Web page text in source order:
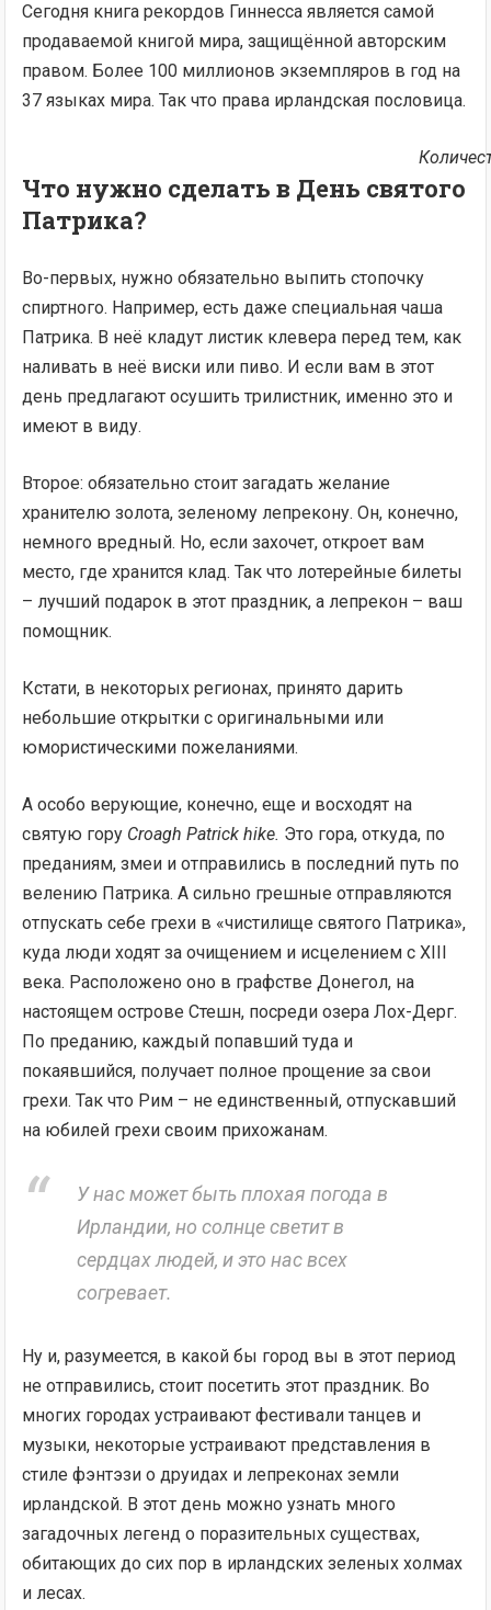
Сегодня книга рекордов Гиннесса является самой
продаваемой книгой мира, защищённой авторским
правом. Более 100 миллионов экземпляров в год на
37 языках мира. Так что права ирландская пословица.
Что нужно сделать в День святого
Патрика?
Во-первых, нужно обязательно выпить стопочку
спиртного. Например, есть даже специальная чаша
Патрика. В неё кладут листик клевера перед тем, как
наливать в неё виски или пиво. И если вам в этот
день предлагают осушить трилистник, именно это и
имеют в виду.
Второе: обязательно стоит загадать желание
хранителю золота, зеленому лепрекону. Он, конечно,
немного вредный. Но, если захочет, откроет вам
место, где хранится клад. Так что лотерейные билеты
– лучший подарок в этот праздник, а лепрекон – ваш
помощник.
Кстати, в некоторых регионах, принято дарить
небольшие открытки с оригинальными или
юмористическими пожеланиями.
А особо верующие, конечно, еще и восходят на
святую гору Croagh Patrick hike. Это гора, откуда, по
преданиям, змеи и отправились в последний путь по
велению Патрика. А сильно грешные отправляются
отпускать себе грехи в «чистилище святого Патрика»,
куда люди ходят за очищением и исцелением с XIII
века. Расположено оно в графстве Донегол, на
настоящем острове Стешн, посреди озера Лох-Дерг.
По преданию, каждый попавший туда и
покаявшийся, получает полное прощение за свои
грехи. Так что Рим – не единственный, отпускавший
на юбилей грехи своим прихожанам.
У нас может быть плохая погода в
Ирландии, но солнце светит в
сердцах людей, и это нас всех
согревает.
Ну и, разумеется, в какой бы город вы в этот период
не отправились, стоит посетить этот праздник. Во
многих городах устраивают фестивали танцев и
музыки, некоторые устраивают представления в
стиле фэнтэзи о друидах и лепреконах земли
ирландской. В этот день можно узнать много
загадочных легенд о поразительных существах,
обитающих до сих пор в ирландских зеленых холмах
и лесах.